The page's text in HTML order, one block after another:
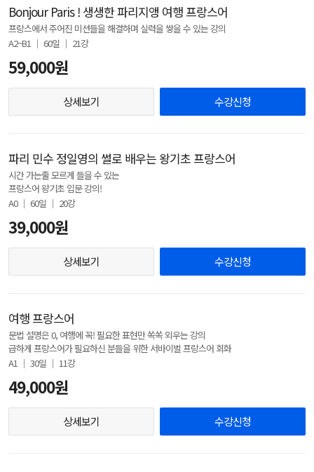
Bonjour Paris ! 생생한 파리지앵 여행 프랑스어
프랑스에서 주어진 미션들을 해결하며 실력을 쌓을 수 있는 강의
A2~B1 │ 60일 │ 21강
59,000원
상세보기 수강신청
파리 민수 정일영의 썰로 배우는 왕기초 프랑스어
시간 가는줄 모르게 들을 수 있는
프랑스어 왕기초 입문 강의!
A0 │ 60일 │ 20강
39,000원
상세보기 수강신청
여행 프랑스어
문법 설명은 0, 여행에 꼭! 필요한 표현만 쏙쏙 외우는 강의
급하게 프랑스어가 필요하신 분들을 위한 서바이벌 프랑스어 회화
A1 │ 30일 │ 11강
49,000원
상세보기 수강신청